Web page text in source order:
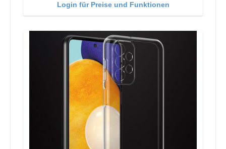
Login für Preise und Funktionen